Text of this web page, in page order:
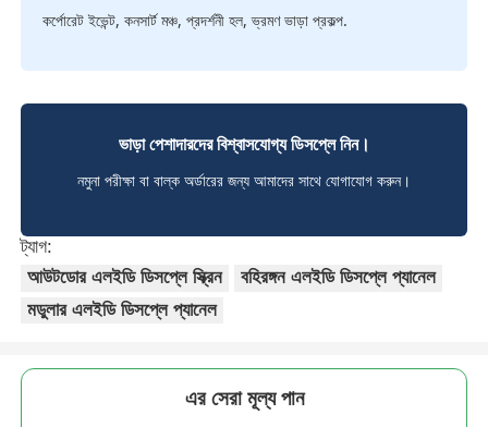
কর্পোরেট ইভেন্ট, কনসার্ট মঞ্চ, প্রদর্শনী হল, ভ্রমণ ভাড়া প্রকল্প.
ভাড়া পেশাদারদের বিশ্বাসযোগ্য ডিসপ্লে নিন।
নমুনা পরীক্ষা বা বাল্ক অর্ডারের জন্য আমাদের সাথে যোগাযোগ করুন।
ট্যাগ:
আউটডোর এলইডি ডিসপ্লে স্ক্রিন
বহিরঙ্গন এলইডি ডিসপ্লে প্যানেল
মডুলার এলইডি ডিসপ্লে প্যানেল
এর সেরা মূল্য পান